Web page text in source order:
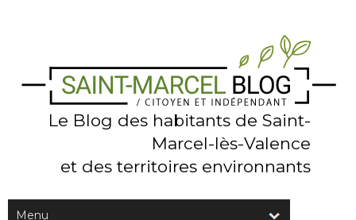
Le Blog des habitants de Saint-
Marcel-lès-Valence
et des territoires environnants